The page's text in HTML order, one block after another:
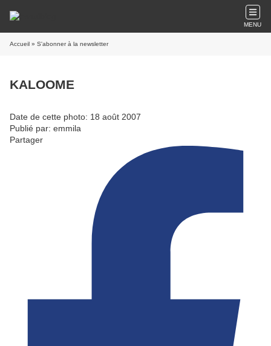
MENU
Accueil » S'abonner à la newsletter
KALOOME
Date de cette photo: 18 août 2007
Publié par: emmila
Partager